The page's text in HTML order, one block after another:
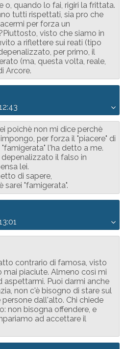
o, quando lo fai, rigiri la frittata.
tutti rispettati, sia pro che
per forza un
visto che siamo in
a riflettere sui reati (tipo
per primo, il
(ma, questa volta, reale,
Arcore.
poichè non mi dice perchè
per forza il "piacere" di
l'ha detto a me.
il falso in
lei.
di sapere,
"famigerata".
contrario di famosa, visto
mai piaciute. Almeno così mi
aspettarmi. Puoi darmi anche
non c'è bisogno di stare sul
dall'alto. Chi chiede
non bisogna offendere, e
ad accettare il